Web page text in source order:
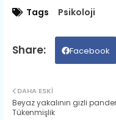
Tags Psikoloji
Facebook
DAHA ESKI
Beyaz yakalının gizli
Tükenmişlik